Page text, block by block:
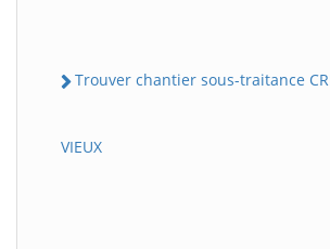
Trouver chantier sous-traitance
VIEUX